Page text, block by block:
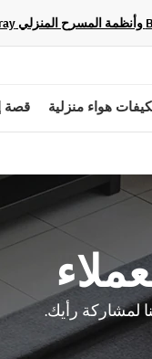
هواء منزلية قصة
لمشاركة رأيك.